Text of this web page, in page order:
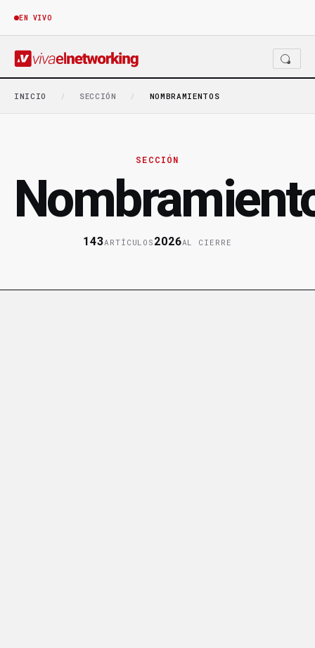
EN VIVO
INICIO / SECCIÓN / NOMBRAMIENTOS
SECCIÓN
143ARTÍCULOS 2026AL CIERRE